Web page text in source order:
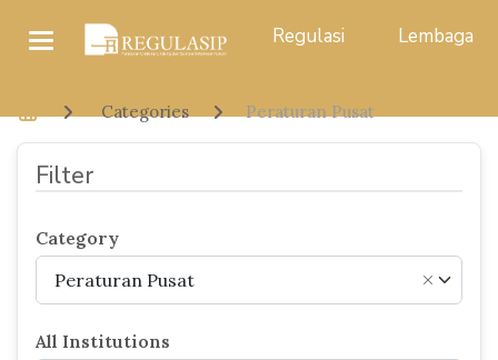
Regulasi Lembaga
Categories Peraturan Pusat
Filter
Category
×
Peraturan Pusat
All Institutions